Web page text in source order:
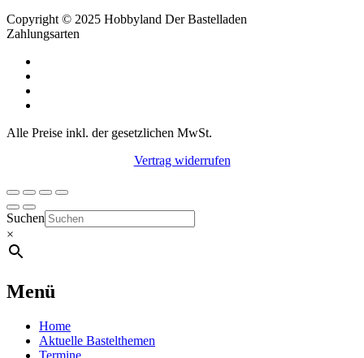
Copyright © 2025 Hobbyland Der Bastelladen
Zahlungsarten
Alle Preise inkl. der gesetzlichen MwSt.
Vertrag widerrufen
Suchen
×
Menü
Home
Aktuelle Bastelthemen
Termine